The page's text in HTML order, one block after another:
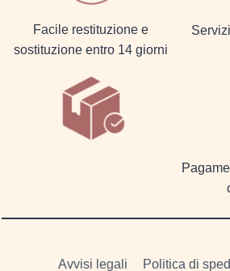
Facile restituzione e
sostituzione entro 14 giorni
Avvisi legali Politica di